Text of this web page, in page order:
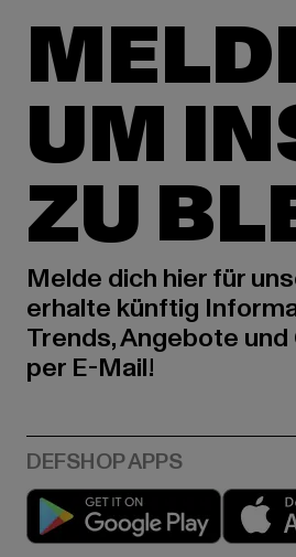
UM
ZU
Melde dich hier für
erhalte künftig
Trends, Angebote
per E-Mail!
Play